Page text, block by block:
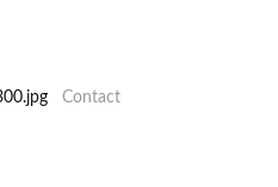
Contact